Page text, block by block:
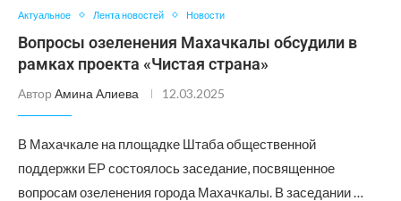
Актуальное Лента новостей Новости
Вопросы озеленения Махачкалы обсудили в
рамках проекта «Чистая страна»
Автор Амина Алиева 12.03.2025
В Махачкале на площадке Штаба общественной
поддержки ЕР состоялось заседание, посвященное
вопросам озеленения города Махачкалы. В заседании …